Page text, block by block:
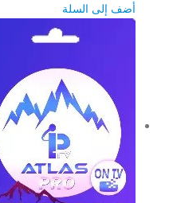
أضف إلى السلة